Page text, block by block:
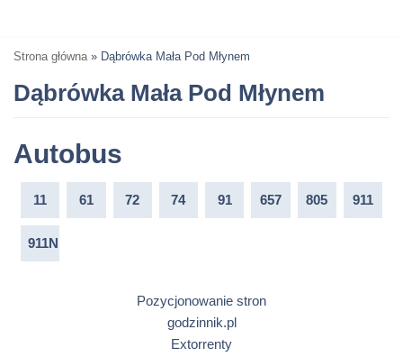
Strona główna » Dąbrówka Mała Pod Młynem
Dąbrówka Mała Pod Młynem
Autobus
11 61 72 74 91 657 805 911
911N
Pozycjonowanie stron
godzinnik.pl
Extorrenty